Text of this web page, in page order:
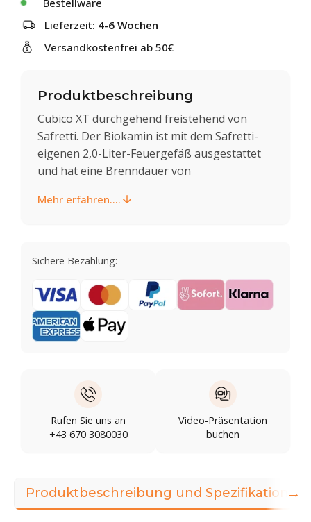
Bestellware
Lieferzeit: 4-6 Wochen
Versandkostenfrei ab 50€
Produktbeschreibung
Cubico XT durchgehend freistehend von
Safretti. Der Biokamin ist mit dem Safretti-
eigenen 2,0-Liter-Feuergefäß ausgestattet
und hat eine Brenndauer von
Mehr erfahren....
Sichere Bezahlung:
Rufen Sie uns an
+43 670 3080030
Video-Präsentation
buchen
Produktbeschreibung und Spezifikationen
→